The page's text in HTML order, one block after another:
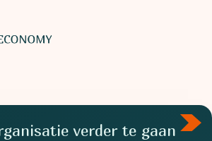
verder te gaan